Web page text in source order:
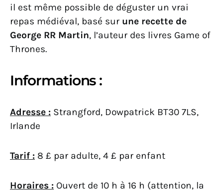
il est même possible de déguster un vrai
repas médiéval, basé sur une recette de
George RR Martin, l’auteur des livres Game of
Thrones.
Informations :
Adresse : Strangford, Dowpatrick BT30 7LS,
Irlande
Tarif : 8 £ par adulte, 4 £ par enfant
Horaires : Ouvert de 10 h à 16 h (attention, la